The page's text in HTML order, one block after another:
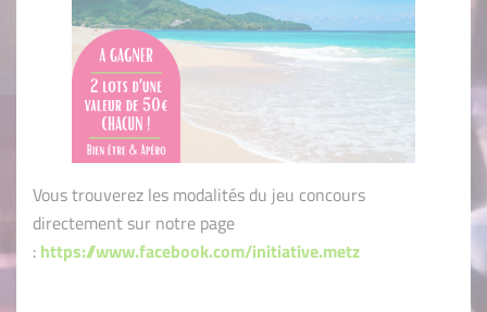
Vous trouverez les modalités du jeu concours
directement sur notre page
: https://www.facebook.com/initiative.metz